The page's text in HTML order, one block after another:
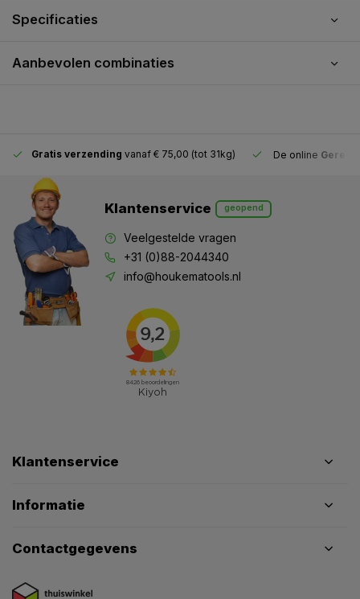
Specificaties
Aanbevolen combinaties
Gratis verzending vanaf € 75,00 (tot 31kg) De online
Klantenservice geopend
Veelgestelde vragen
+31 (0)88-2044340
info@houkematools.nl
Klantenservice
Informatie
Contactgegevens